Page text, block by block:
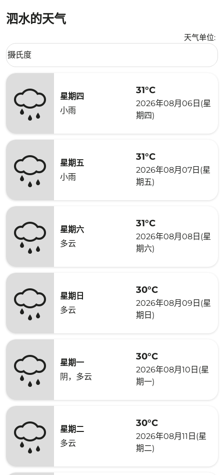
泗水的天气
天气单位:
Weather unit option 摄氏度 Selected
摄氏度
keyboard_arrow_down
星期四
小雨
31°C
2026年08月06日(星
期四)
星期五
小雨
31°C
2026年08月07日(星
期五)
星期六
多云
31°C
2026年08月08日(星
期六)
星期日
多云
30°C
2026年08月09日(星
期日)
星期一
阴，多云
30°C
2026年08月10日(星
期一)
星期二
多云
30°C
2026年08月11日(星
期二)